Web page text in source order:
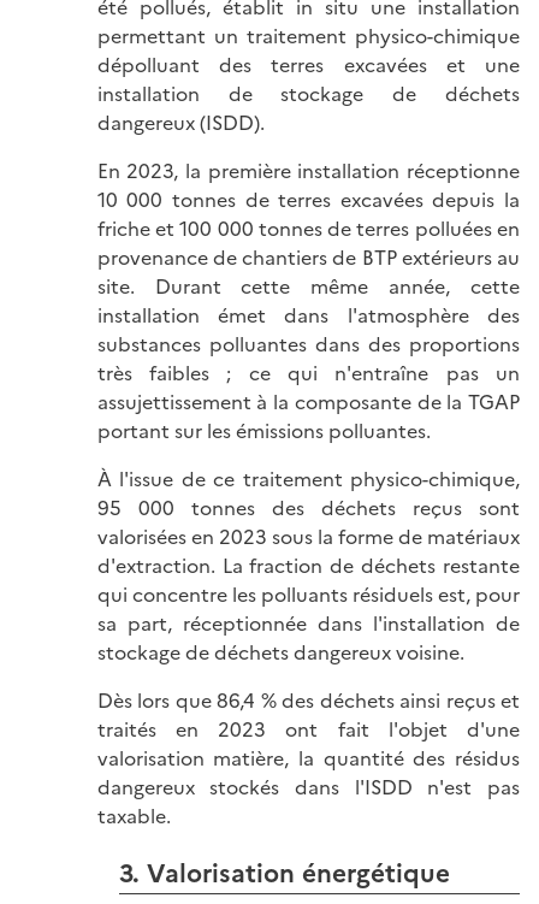
été pollués, établit in situ une installation
permettant un traitement physico-chimique
dépolluant des terres excavées et une
installation de stockage de déchets
dangereux (ISDD).
En 2023, la première installation réceptionne
10 000 tonnes de terres excavées depuis la
friche et 100 000 tonnes de terres polluées en
provenance de chantiers de BTP extérieurs au
site. Durant cette même année, cette
installation émet dans l'atmosphère des
substances polluantes dans des proportions
très faibles ; ce qui n'entraîne pas un
assujettissement à la composante de la TGAP
portant sur les émissions polluantes.
À l'issue de ce traitement physico-chimique,
95 000 tonnes des déchets reçus sont
valorisées en 2023 sous la forme de matériaux
d'extraction. La fraction de déchets restante
qui concentre les polluants résiduels est, pour
sa part, réceptionnée dans l'installation de
stockage de déchets dangereux voisine.
Dès lors que 86,4 % des déchets ainsi reçus et
traités en 2023 ont fait l'objet d'une
valorisation matière, la quantité des résidus
dangereux stockés dans l'ISDD n'est pas
taxable.
3. Valorisation énergétique